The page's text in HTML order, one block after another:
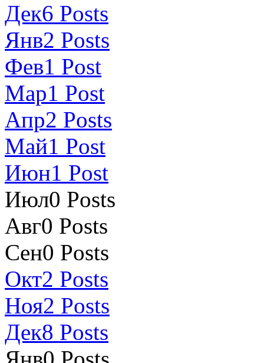
Дек6 Posts
Янв2 Posts
Фев1 Post
Мар1 Post
Апр2 Posts
Май1 Post
Июн1 Post
Июл0 Posts
Авг0 Posts
Сен0 Posts
Окт2 Posts
Ноя2 Posts
Дек8 Posts